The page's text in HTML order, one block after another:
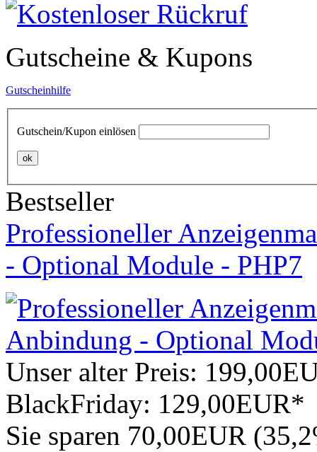
Gutscheine & Kupons
Gutscheinhilfe
Gutschein/Kupon einlösen
ok
Bestseller
Professioneller
- Optional Module - PHP7
Unser alter Preis:
BlackFriday: 129,00EUR*
Sie sparen 70,00EUR